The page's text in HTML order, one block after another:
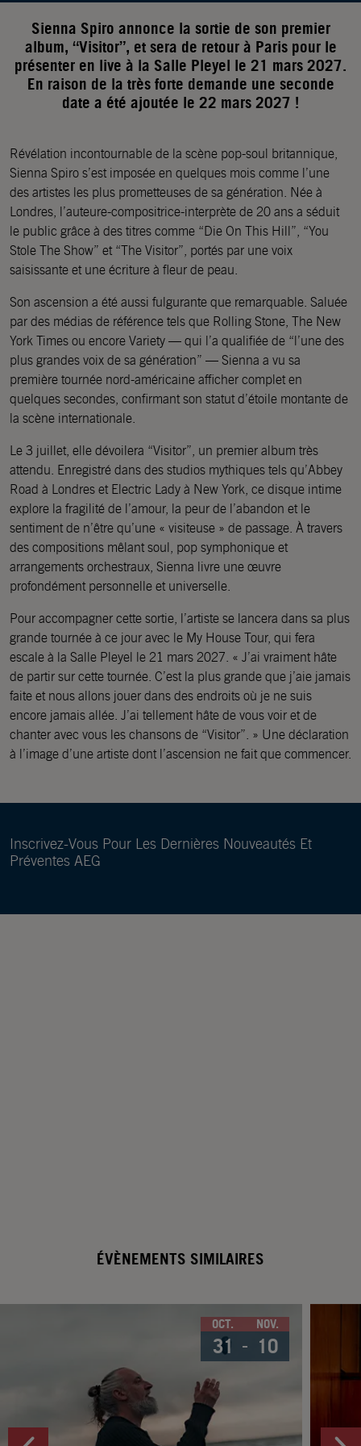
Sienna Spiro annonce la sortie de son premier
album, “Visitor”, et sera de retour à Paris pour le
présenter en live à la Salle Pleyel le 21 mars 2027.
En raison de la très forte demande une seconde
date a été ajoutée le 22 mars 2027 !
Révélation incontournable de la scène pop-soul britannique,
Sienna Spiro s’est imposée en quelques mois comme l’une
des artistes les plus prometteuses de sa génération. Née à
Londres, l’auteure-compositrice-interprète de 20 ans a séduit
le public grâce à des titres comme “Die On This Hill”, “You
Stole The Show” et “The Visitor”, portés par une voix
saisissante et une écriture à fleur de peau.
Son ascension a été aussi fulgurante que remarquable. Saluée
par des médias de référence tels que Rolling Stone, The New
York Times ou encore Variety — qui l’a qualifiée de “l’une des
plus grandes voix de sa génération” — Sienna a vu sa
première tournée nord-américaine afficher complet en
quelques secondes, confirmant son statut d’étoile montante de
la scène internationale.
Le 3 juillet, elle dévoilera “Visitor”, un premier album très
attendu. Enregistré dans des studios mythiques tels qu’Abbey
Road à Londres et Electric Lady à New York, ce disque intime
explore la fragilité de l’amour, la peur de l’abandon et le
sentiment de n’être qu’une « visiteuse » de passage. À travers
des compositions mêlant soul, pop symphonique et
arrangements orchestraux, Sienna livre une œuvre
profondément personnelle et universelle.
Pour accompagner cette sortie, l’artiste se lancera dans sa plus
grande tournée à ce jour avec le My House Tour, qui fera
escale à la Salle Pleyel le 21 mars 2027. « J’ai vraiment hâte
de partir sur cette tournée. C’est la plus grande que j’aie jamais
faite et nous allons jouer dans des endroits où je ne suis
encore jamais allée. J’ai tellement hâte de vous voir et de
chanter avec vous les chansons de “Visitor”. » Une déclaration
à l’image d’une artiste dont l’ascension ne fait que commencer.
Inscrivez-Vous Pour Les Dernières Nouveautés Et
Préventes AEG
ÉVÈNEMENTS SIMILAIRES
OCT.
31
NOV.
10